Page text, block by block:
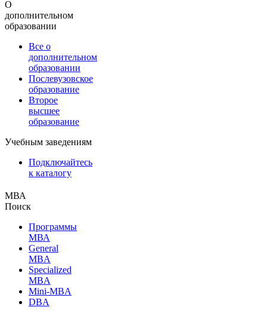
О
дополнительном
образовании
Все о
дополнительном
образовании
Послевузовское
образование
Второе
высшее
образование
Учебным заведениям
Подключайтесь
к каталогу
МВА
Поиск
Программы
МВА
General
MBA
Specialized
MBA
Mini-MBA
DBA